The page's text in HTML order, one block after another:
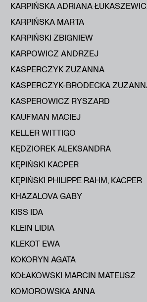
KARPIŃSKA ADRIANA
KARPIŃSKA MARTA
KARPIŃSKI ZBIGNIEW
KARPOWICZ ANDRZEJ
KASPERCZYK ZUZANNA
KASPERCZYK-BRODECKA
KASPEROWICZ RYSZARD
KAUFMAN MACIEJ
KELLER WITTIGO
KĘDZIOREK ALEKSANDRA
KĘPIŃSKI KACPER
KĘPIŃSKI PHILIPPE RAHM, KACPER
KHAZALOVA GABY
KISS IDA
KLEIN LIDIA
KLEKOT EWA
KOKORYN AGATA
KOŁAKOWSKI MARCIN MATEUSZ
KOMOROWSKA ANNA